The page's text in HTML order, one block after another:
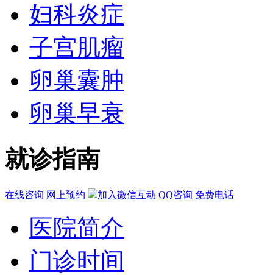
妇科炎症
子宫肌瘤
卵巢囊肿
卵巢早衰
就诊指南
在线咨询 网上预约 加入微信互动 QQ咨询 免费电话
医院简介
门诊时间